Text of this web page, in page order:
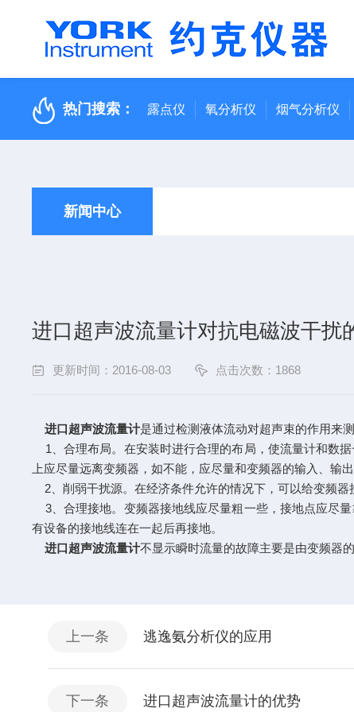
热门搜索： 露点仪 氧分析仪 烟气分析仪
新闻中心
进口超声波流量计对抗电磁波干扰
更新时间：2016-08-03 点击次数：1868
进口超声波流量计是通过检测液体流动对超声束的作用来
1、合理布局。在安装时进行合理的布局，使流量计和数
上应尽量远离变频器，如不能，应尽量和变频器的输入、输出
2、削弱干扰源。在经济条件允许的情况下，可以给变频器
3、合理接地。变频器接地线应尽量粗一些，接地点应尽
有设备的接地线连在一起后再接地。
进口超声波流量计不显示瞬时流量的故障主要是由变频器
上一条 逃逸氨分析仪的应用
下一条 进口超声波流量计的优势